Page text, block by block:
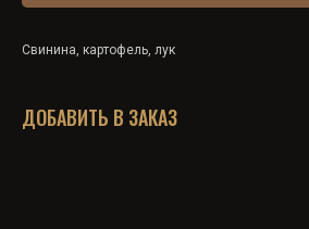
Свинина, картофель, лук
ДОБАВИТЬ В ЗАКАЗ